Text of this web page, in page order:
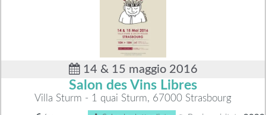
14 & 15 maggio 2016
Salon des Vins Libres
Villa Sturm - 1 quai Sturm, 67000 Strasbourg